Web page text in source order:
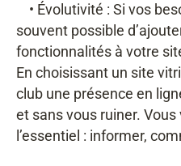
• Évolutivité : Si vos
souvent possible
fonctionnalités à votre
En choisissant un site
club une présence en
et sans vous ruiner.
l’essentiel : informer,